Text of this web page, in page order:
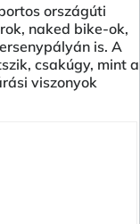
országúti
naked bike-ok,
is. A
csakúgy, mint a
viszonyok